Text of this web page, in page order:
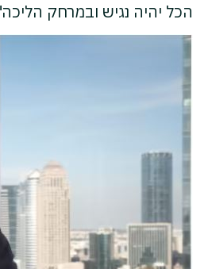
הכל יהיה נגיש ובמרחק